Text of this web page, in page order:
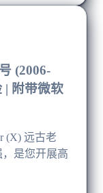
(2006-
| 附带微软
(X) 远古老
是您开展高